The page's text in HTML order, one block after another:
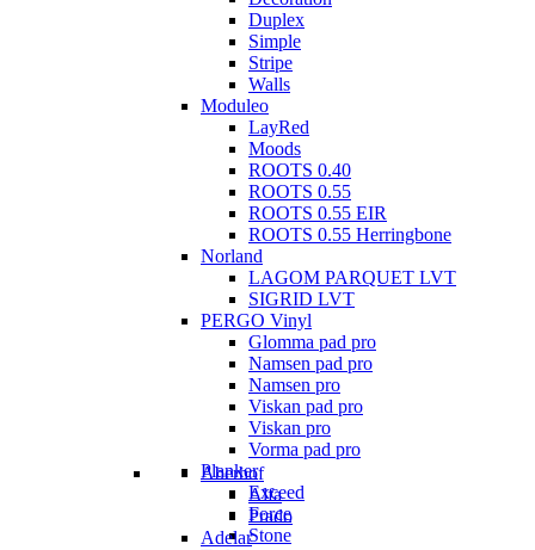
Duplex
Simple
Stripe
Walls
Moduleo
LayRed
Moods
ROOTS 0.40
ROOTS 0.55
ROOTS 0.55 EIR
ROOTS 0.55 Herringbone
Norland
LAGOM PARQUET LVT
SIGRID LVT
PERGO Vinyl
Glomma pad pro
Namsen pad pro
Namsen pro
Viskan pad pro
Viskan pro
Vorma pad pro
Planker
Exceed
Force
Stone
Aberhof
Alfa
Prado
Adelar